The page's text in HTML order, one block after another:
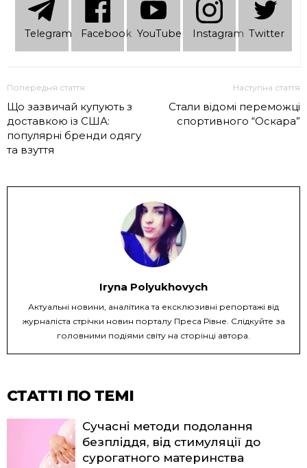
Telеgram Facebook YouTube Instagram Twitter
Попередня стаття
Що зазвичай купують з
доставкою із США:
популярні бренди одягу
та взуття
Наступна стаття
Стали відомі переможці
спортивного “Оскара”
Iryna Polyukhovych
Актуальні новини, аналітика та ексклюзивні репортажі від
журналіста стрічки новин порталу Преса Рівне. Слідкуйте за
головними подіями світу на сторінці автора.
СТАТТІ ПО ТЕМІ
Сучасні методи подолання
безпліддя, від стимуляції до
сурогатного материнства